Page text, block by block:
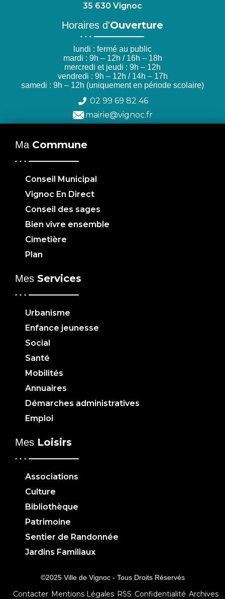
35 630 Vignoc
Horaires d'Ouverture
lundi : fermé au public
mardi : 9h – 12h / 16h – 18h
mercredi et jeudi : 9h – 12h
vendredi : 9h – 12h / 14h – 17h
samedi : 9h – 12h (uniquement en période scolaire)
02 99 69 82 46
mairie@vignoc.fr
Ma Commune
Conseil Municipal
Vignoc En Direct
Conseil des sages
Bien vivre ensemble
Cimetière
Plan
Mes Services
Urbanisme
Enfance jeunesse
Social
Santé
Mobilités
Annuaires
Démarches administratives
Emploi
Mes Loisirs
Associations
Culture
Bibliothèque
Patrimoine
Sentier de Randonnée
Jardins Familiaux
©2025 Ville de Vignoc - Tous Droits Réservés
Contacter Mentions Légales RSS Confidentialité Archives